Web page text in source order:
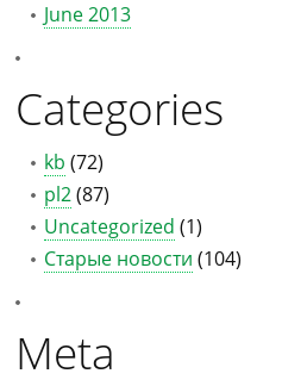
June 2013
Categories
kb (72)
pl2(87)
Uncategorized (1)
Старые новости (104)
Meta